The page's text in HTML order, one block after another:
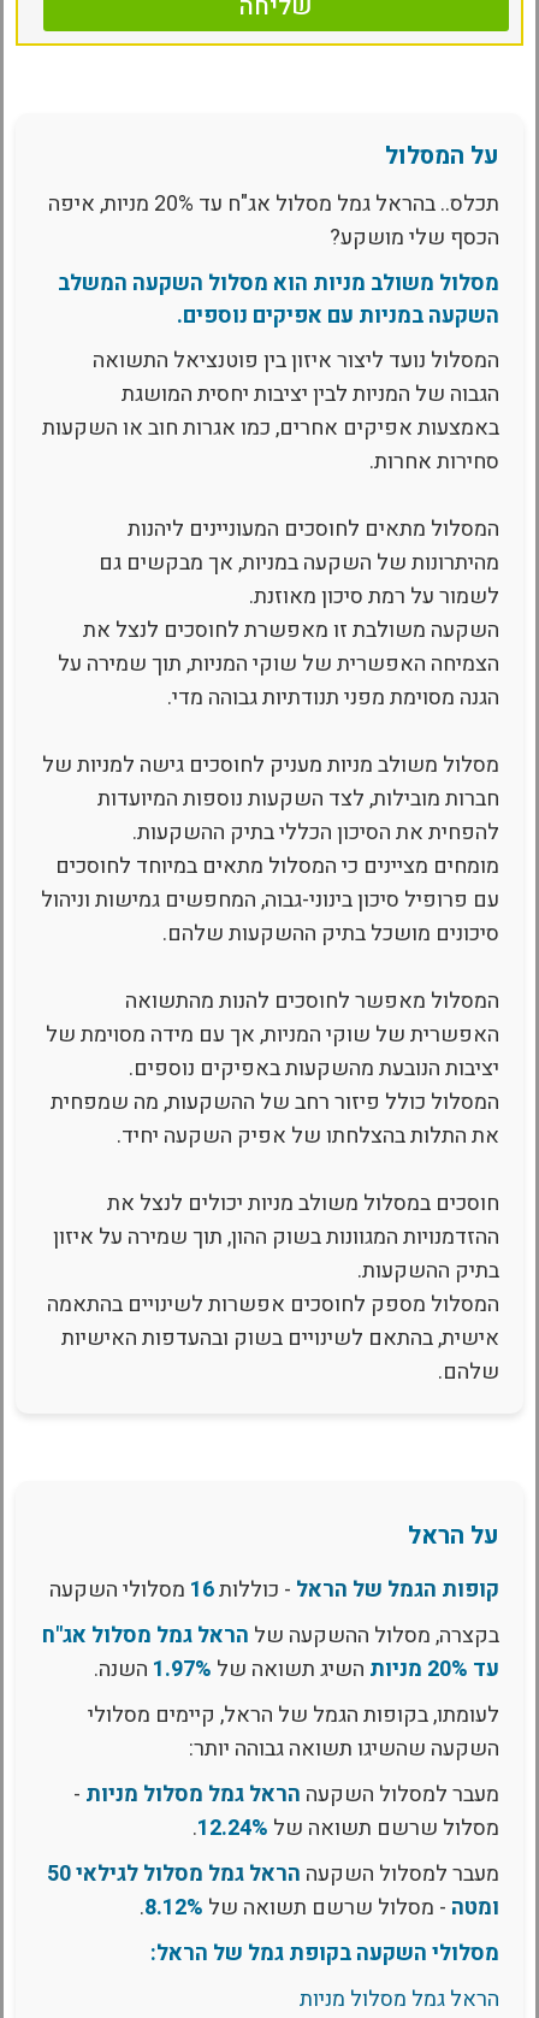
על המסלול
תכלס.. בהראל גמל מסלול אג"ח עד 20% מניות, איפה
הכסף שלי מושקע?
מסלול משולב מניות הוא מסלול השקעה המשלב
השקעה במניות עם אפיקים נוספים.
המסלול נועד ליצור איזון בין פוטנציאל התשואה
הגבוה של המניות לבין יציבות יחסית המושגת
באמצעות אפיקים אחרים, כמו אגרות חוב או השקעות
סחירות אחרות.
המסלול מתאים לחוסכים המעוניינים ליהנות
מהיתרונות של השקעה במניות, אך מבקשים גם
לשמור על רמת סיכון מאוזנת.
השקעה משולבת זו מאפשרת לחוסכים לנצל את
הצמיחה האפשרית של שוקי המניות, תוך שמירה על
הגנה מסוימת מפני תנודתיות גבוהה מדי.
מסלול משולב מניות מעניק לחוסכים גישה למניות של
חברות מובילות, לצד השקעות נוספות המיועדות
להפחית את הסיכון הכללי בתיק ההשקעות.
מומחים מציינים כי המסלול מתאים במיוחד לחוסכים
עם פרופיל סיכון בינוני-גבוה, המחפשים גמישות וניהול
סיכונים מושכל בתיק ההשקעות שלהם.
המסלול מאפשר לחוסכים להנות מהתשואה
האפשרית של שוקי המניות, אך עם מידה מסוימת של
יציבות הנובעת מהשקעות באפיקים נוספים.
המסלול כולל פיזור רחב של ההשקעות, מה שמפחית
את התלות בהצלחתו של אפיק השקעה יחיד.
חוסכים במסלול משולב מניות יכולים לנצל את
ההזדמנויות המגוונות בשוק ההון, תוך שמירה על איזון
בתיק ההשקעות.
המסלול מספק לחוסכים אפשרות לשינויים בהתאמה
אישית, בהתאם לשינויים בשוק ובהעדפות האישיות
שלהם.
על הראל
קופות הגמל של הראל - כוללות16 מסלולי השקעה
בקצרה, מסלול ההשקעה של הראל גמל מסלול אג"ח
עד 20% מניות
השיג תשואה של 1.97% השנה.
לעומתו, בקופות הגמל של הראל, קיימים מסלולי
השקעה שהשיגו תשואה גבוהה יותר:
מעבר למסלול השקעה הראל גמל מסלול מניות -
מסלול שרשם תשואה של 12.24%
.
מעבר למסלול השקעה
הראל גמל מסלול לגילאי 50
ומטה - מסלול שרשם תשואה של 8.12%
.
מסלולי השקעה בקופת גמל של הראל:
הראל גמל מסלול מניות